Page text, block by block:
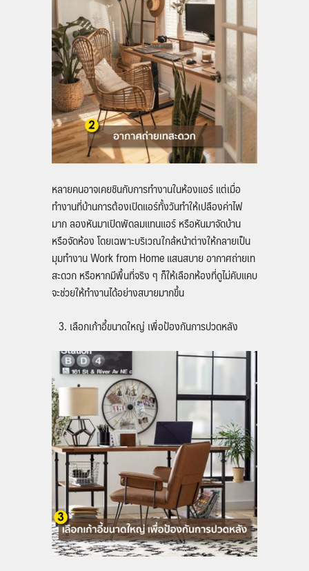
หลายคนอาจเคยชินกับการทำงานในห้องแอร์ แต่เมื่อ
ทำงานที่บ้านการต้องเปิดแอร์ทั้งวันทำให้เปลืองค่าไฟ
มาก ลองหันมาเปิดพัดลมแทนแอร์ หรือหันมาจัดบ้าน
หรือจัดห้อง โดยเฉพาะบริเวณใกล้หน้าต่างให้กลายเป็น
มุมทำงานWork from Homeแสนสบาย อากาศถ่ายเท
สะดวก หรือหากมีพื้นที่จริง ๆ ก็ให้เลือกห้องที่ดูไม่คับแคบ
จะช่วยให้ทำงานได้อย่างสบายมากขึ้น
เลือกเก้าอี้ขนาดใหญ่ เพื่อป้องกันการปวดหลัง